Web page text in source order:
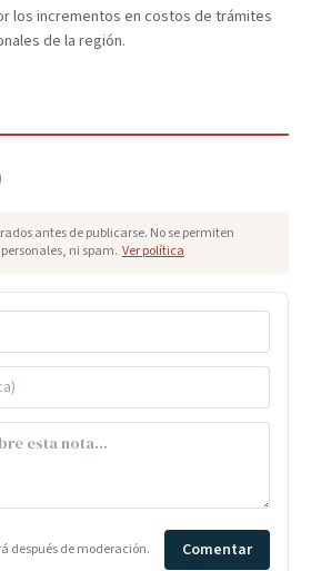
los incrementos en costos de trámites
de la región.
antes de publicarse. No se permiten
ni spam. Ver política
después de moderación. Comentar